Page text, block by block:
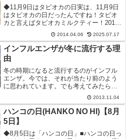
◆11月9日はタピオカの日実は、11月9日
はタピオカの日だったんですね！タピオ
カと言えばタピオカミルクティー！2010
年代後半に大ブレイクした飲み物で、今
では夏の定番のドリンクとして日本で定
着しました。黒くて丸いタピオカの存在
感がとても印象...
2014.04.06 2025.07.17
インフルエンザが冬に流行する理
由
冬の時期になると流行するのがインフル
エンザ。今では、それが当たり前のよう
に思われています。でも考えてみたら、
なぜインフルエンザは冬に流行するの
か？不思議に思いませんか？その理由は
ズバリ、太陽の光が少なくなるからで
す。「え？空気が乾燥するから...
2013.11.04
ハンコの日(HANKO NO HI)【8月
5日】
◆8月5日は「ハンコの日」■ハンコの日っ